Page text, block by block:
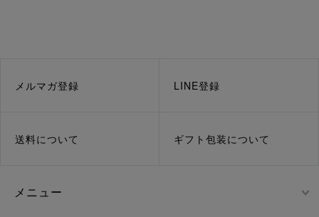
メルマガ登録 LINE登録
送料について ギフト包装について
メニュー